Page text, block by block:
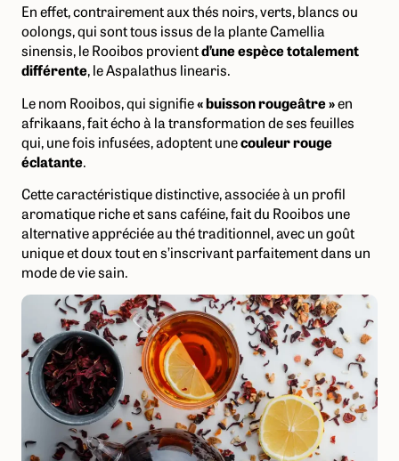
En effet, contrairement aux thés noirs, verts, blancs ou
oolongs, qui sont tous issus de la plante Camellia
sinensis, le Rooibos provientd’une espèce totalement
différente, le Aspalathus linearis.
Le nom Rooibos, qui signifie« buisson rougeâtre »en
afrikaans, fait écho à la transformation de ses feuilles
qui, une fois infusées, adoptent unecouleur rouge
éclatante.
Cette caractéristique distinctive, associée à un profil
aromatique riche et sans caféine, fait du Rooibos une
alternative appréciée au thé traditionnel, avec un goût
unique et doux tout en s’inscrivant parfaitement dans un
mode de vie sain.